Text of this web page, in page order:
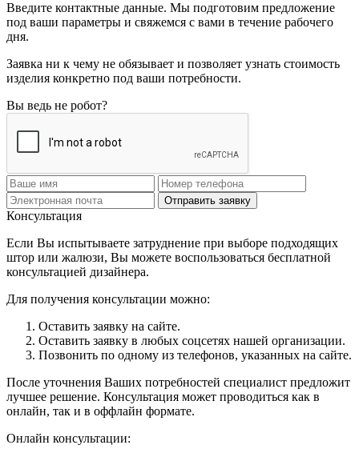
Введите контактные данные. Мы подготовим предложение
под ваши параметры и свяжемся с вами в течение рабочего
дня.
Заявка ни к чему не обязывает и позволяет узнать стоимость
изделия конкретно под ваши потребности.
Вы ведь не робот?
Отправить заявку
Консультация
Если Вы испытываете затруднение при выборе подходящих
штор или жалюзи, Вы можете воспользоваться бесплатной
консультацией дизайнера.
Для получения консультации можно:
Оставить заявку на сайте.
Оставить заявку в любых соцсетях нашей организации.
Позвонить по одному из телефонов, указанных на сайте.
После уточнения Ваших потребностей специалист предложит
лучшее решение. Консультация может проводиться как в
онлайн, так и в оффлайн формате.
Онлайн консультации: